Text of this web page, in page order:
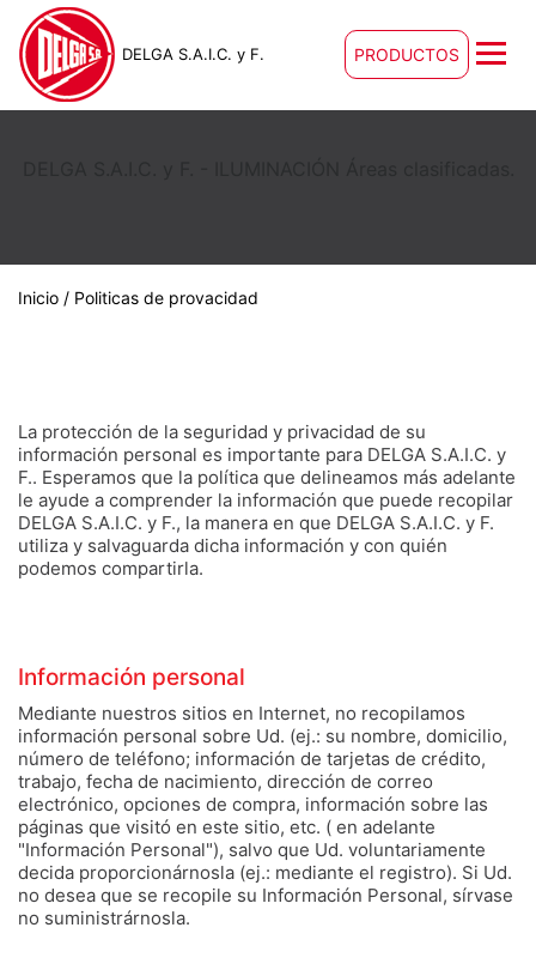
DELGA S.A.I.C. y F. PRODUCTOS
Inicio / Politicas de provacidad
La protección de la seguridad y privacidad de su
información personal es importante para DELGA S.A.I.C. y
F.. Esperamos que la política que delineamos más adelante
le ayude a comprender la información que puede recopilar
DELGA S.A.I.C. y F., la manera en que DELGA S.A.I.C. y F.
utiliza y salvaguarda dicha información y con quién
podemos compartirla.
Información personal
Mediante nuestros sitios en Internet, no recopilamos
información personal sobre Ud. (ej.: su nombre, domicilio,
número de teléfono; información de tarjetas de crédito,
trabajo, fecha de nacimiento, dirección de correo
electrónico, opciones de compra, información sobre las
páginas que visitó en este sitio, etc. ( en adelante
"Información Personal"), salvo que Ud. voluntariamente
decida proporcionárnosla (ej.: mediante el registro). Si Ud.
no desea que se recopile su Información Personal, sírvase
no suministrárnosla.